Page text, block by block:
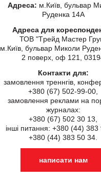
Адреса: м.Київ, бульвар
Руденка 14А
Адреса для
ТОВ "Tрейд Мастер
м.Київ, бульвар Миколи
2 поверх, оф 121,
Контакти для:
замовлення треннгів,
+380 (67) 502-99-00,
замовлення реклами на
журналах:
+380 (67) 502 30 13,
інші питання: +380 (44) 383
+380 (44) 383 50 34.
написати нам